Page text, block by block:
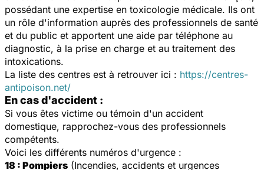
possédant une expertise en toxicologie médicale. Ils ont
un rôle d'information auprès des professionnels de santé
et du public et apportent une aide par téléphone au
diagnostic, à la prise en charge et au traitement des
intoxications.
La liste des centres est à retrouver ici : https://centres-
antipoison.net/
En cas d'accident :
Si vous êtes victime ou témoin d'un accident
domestique, rapprochez-vous des professionnels
compétents.
Voici les différents numéros d'urgence :
18 : Pompiers (Incendies, accidents et urgences